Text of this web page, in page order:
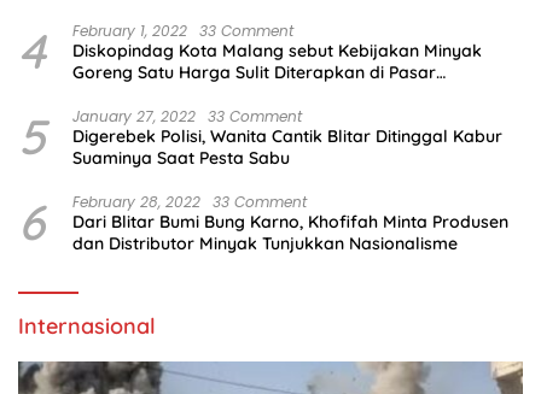
4 February 1, 2022 33 Comment
Diskopindag Kota Malang sebut Kebijakan Minyak
Goreng Satu Harga Sulit Diterapkan di Pasar
5 January 27, 2022 33 Comment
Digerebek Polisi, Wanita Cantik Blitar Ditinggal Kabur
Suaminya Saat Pesta Sabu
6 February 28, 2022 33 Comment
Dari Blitar Bumi Bung Karno, Khofifah Minta Produsen
dan Distributor Minyak Tunjukkan Nasionalisme
Internasional